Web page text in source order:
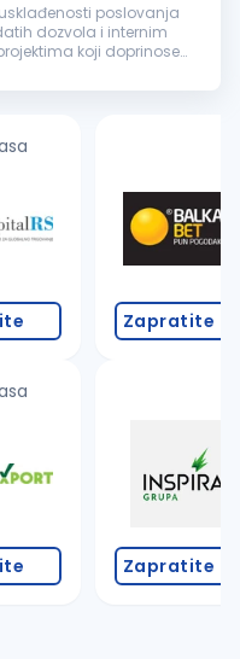
poslovanja
dozvola i internim
koji doprinose
Zapratite
Zapratite